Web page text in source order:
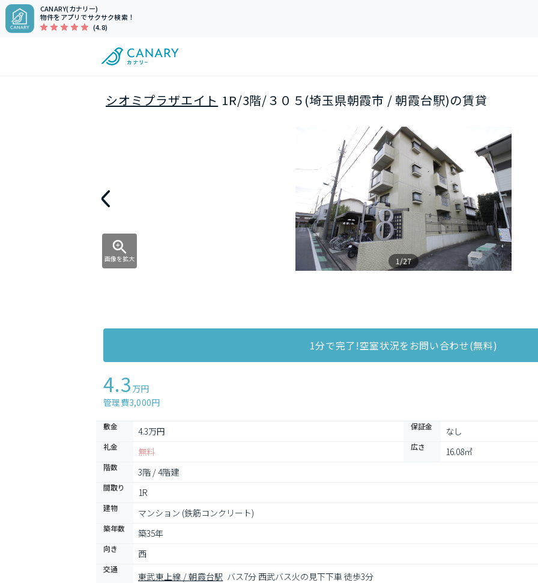
CANARY(カナリー)
物件をアプリでサクサク検索！
(4.8)
シオミプラザエイト 1R/3階/３０５(埼玉県朝霞市 / 朝霞台駅)の賃貸
画像を拡大 1/27
1分で完了!空室状況をお問い合わせ(無料)
4.3 万円
管理費3,000円
敷金 4.3万円 保証金 なし
礼金 無料 広さ 16.08㎡
階数 3階 / 4階建
間取り 1R
建物 マンション (鉄筋コンクリート)
築年数 築35年
向き 西
交通
東武東上線 / 朝霞台駅 バス7分 西武バス火の見下下車 徒歩3分